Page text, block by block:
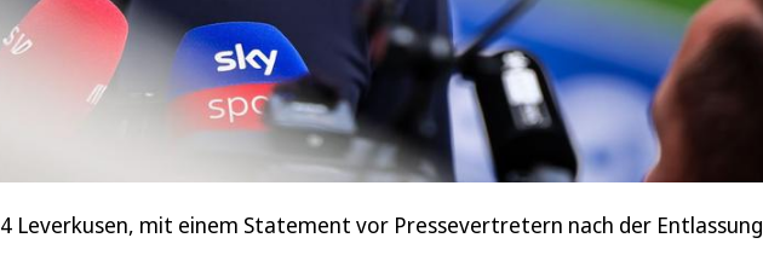
Leverkusen, mit einem Statement vor Pressevertretern nach der